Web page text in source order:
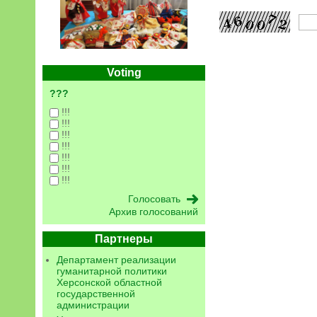
Voting
???
!!!
!!!
!!!
!!!
!!!
!!!
!!!
Архив голосований
Партнеры
Департамент реализации
гуманитарной политики
Херсонской областной
государственной
администрации